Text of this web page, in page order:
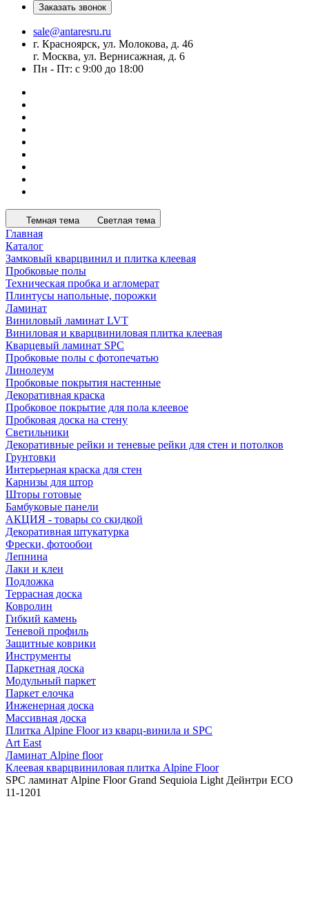
Заказать звонок
sale@antaresru.ru
г. Красноярск, ул. Молокова, д. 46
г. Москва, ул. Вернисажная, д. 6
Пн - Пт: с 9:00 до 18:00
Темная тема Светлая тема
Главная
Каталог
Замковый кварцвинил и плитка клеевая
Пробковые полы
Техническая пробка и агломерат
Плинтусы напольные, порожки
Ламинат
Виниловый ламинат LVT
Виниловая и кварцвиниловая плитка клеевая
Кварцевый ламинат SPC
Пробковые полы с фотопечатью
Линолеум
Пробковые покрытия настенные
Декоративная краска
Пробковое покрытие для пола клеевое
Пробковая доска на стену
Светильники
Декоративные рейки и теневые рейки для стен и потолков
Грунтовки
Интерьерная краска для стен
Карнизы для штор
Шторы готовые
Бамбуковые панели
АКЦИЯ - товары со скидкой
Декоративная штукатурка
Фрески, фотообои
Лепнина
Лаки и клеи
Подложка
Террасная доска
Ковролин
Гибкий камень
Теневой профиль
Защитные коврики
Инструменты
Паркетная доска
Модульный паркет
Паркет елочка
Инженерная доска
Массивная доска
Плитка Alpine Floor из кварц-винила и SPC
Art East
Ламинат Alpine floor
Клеевая кварцвиниловая плитка Alpine Floor
SPC ламинат Alpine Floor Grand Sequioia Light Дейнтри ЕСО
11-1201